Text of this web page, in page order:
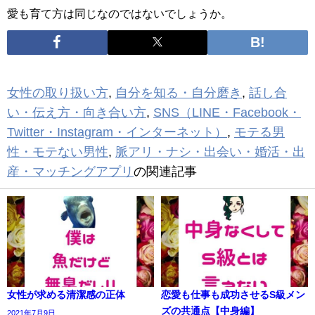
愛も育て方は同じなのではないでしょうか。
女性の取り扱い方, 自分を知る・自分磨き , 話し合
い・伝え方・向き合い方, SNS（LINE・Facebook・
Twitter・Instagram・インターネット） , モテる男
性・モテない男性, 脈アリ・ナシ・出会い・婚活・出
産・マッチングアプリ の関連記事
女性が求める清潔感の正体
2021年7月9日
恋愛も仕事も成功させるS級メン
ズの共通点【中身編】